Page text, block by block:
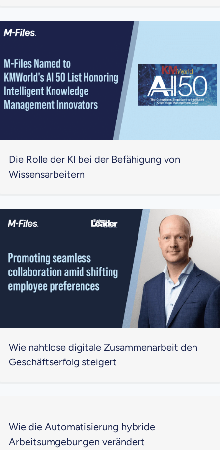
Die Rolle der KI bei der Befähigung von
Wissensarbeitern
Wie nahtlose digitale Zusammenarbeit den
Geschäftserfolg steigert
Wie die Automatisierung hybride
Arbeitsumgebungen verändert